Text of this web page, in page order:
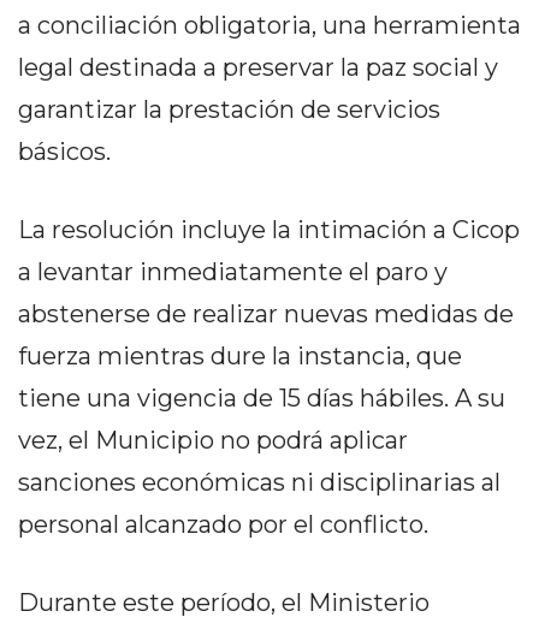
HOY
HORA
CLAVE
PERGAMINO
NOTICIAS
DE
ARRECIFES
NOTICIAS
SALTO
ZÁRATE
Y
ZÁRATE
a conciliación obligatoria, una herramienta
legal destinada a preservar la paz social y
garantizar la prestación de servicios
básicos.
La resolución incluye la intimación a Cicop
a levantar inmediatamente el paro y
abstenerse de realizar nuevas medidas de
fuerza mientras dure la instancia, que
tiene una vigencia de 15 días hábiles. A su
vez, el Municipio no podrá aplicar
sanciones económicas ni disciplinarias al
personal alcanzado por el conflicto.
Durante este período, el Ministerio